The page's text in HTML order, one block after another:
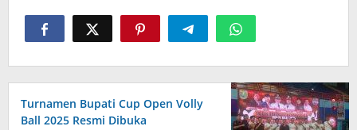
Turnamen Bupati Cup Open Volly
Ball 2025 Resmi Dibuka